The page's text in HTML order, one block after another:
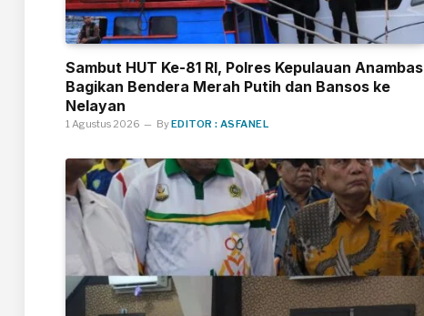
Sambut HUT Ke-81 RI, Polres Kepulauan Anambas
Bagikan Bendera Merah Putih dan Bansos ke
Nelayan
1 Agustus 2026 ByEDITOR : ASFANEL